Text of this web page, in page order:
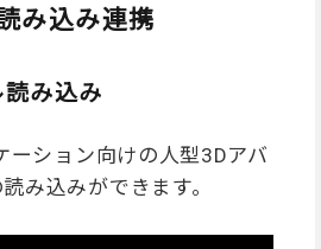
み込み連携
み込み
ーション向けの人型3Dアバ
み込みができます。